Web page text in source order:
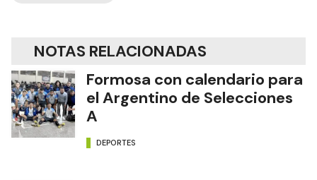
NOTAS RELACIONADAS
Formosa con calendario para
el Argentino de Selecciones
A
DEPORTES